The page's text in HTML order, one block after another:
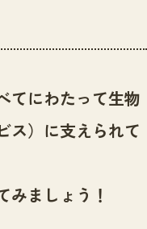
てにわたって生物
ス）に支えられて
みましょう！